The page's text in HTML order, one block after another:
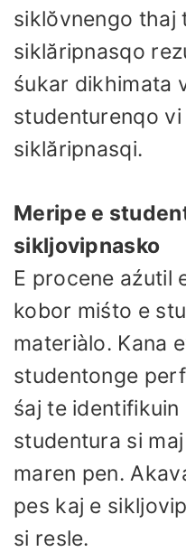
siklŏvnengo thaj
siklăripnasqo
śukar dikhimata
studenturenqo
siklăripnasqi.
Meripe e
sikljovipnasko
E procene aźutil
kobor miśto e
materiàlo. Kana
studentonge
śaj te identifikuin
studentura si
maren pen.
pes kaj e
si resle.